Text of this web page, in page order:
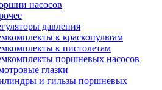
насосов
давления
к краскопультам
к пистолетам
поршневых насосов
глазки
и гильзы поршневых